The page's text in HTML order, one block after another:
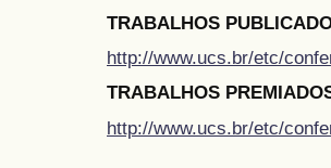
TRABALHOS
http://www.ucs.br/etc/
TRABALHOS
http://www.ucs.br/etc/